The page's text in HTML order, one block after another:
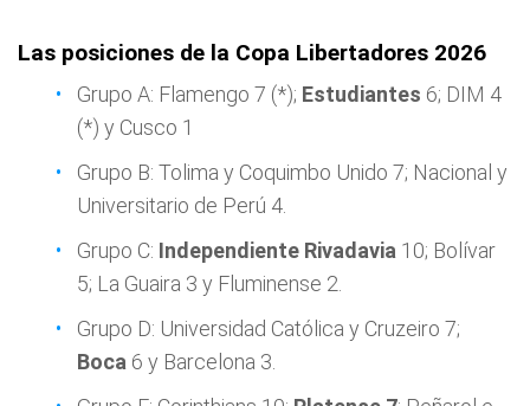
Las posiciones de la Copa Libertadores 2026
Grupo A: Flamengo 7 (*); Estudiantes 6; DIM 4
(*) y Cusco 1
Grupo B: Tolima y Coquimbo Unido 7; Nacional y
Universitario de Perú 4.
Grupo C: Independiente Rivadavia 10; Bolívar
5; La Guaira 3 y Fluminense 2.
Grupo D: Universidad Católica y Cruzeiro 7;
Boca 6 y Barcelona 3.